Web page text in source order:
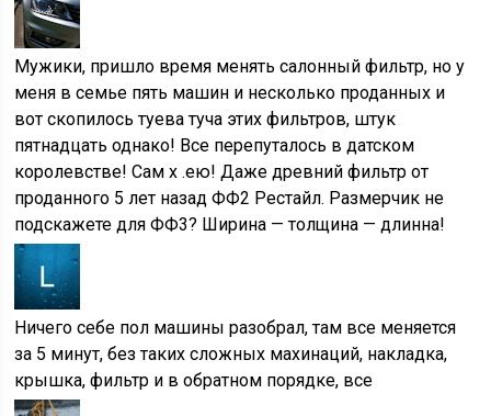
Мужики, пришло время менять салонный фильтр, но у
меня в семье пять машин и несколько проданных и
вот скопилось туева туча этих фильтров, штук
пятнадцать однако! Все перепуталось в датском
королевстве! Сам х .ею! Даже древний фильтр от
проданного 5 лет назад ФФ2 Рестайл. Размерчик не
подскажете для ФФ3? Ширина — толщина — длинна!
Ничего себе пол машины разобрал, там все меняется
за 5 минут, без таких сложных махинаций, накладка,
крышка, фильтр и в обратном порядке, все